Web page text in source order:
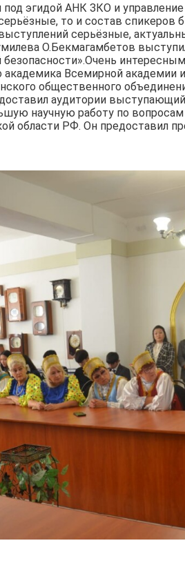
эгидой АНК ЗКО и
то и состав
серьёзные,
О.Бекмагамбетов
безопасности».Очень
академика Всемирной академии
общественного
аудитории
научную работу по
области РФ. Он предоставил